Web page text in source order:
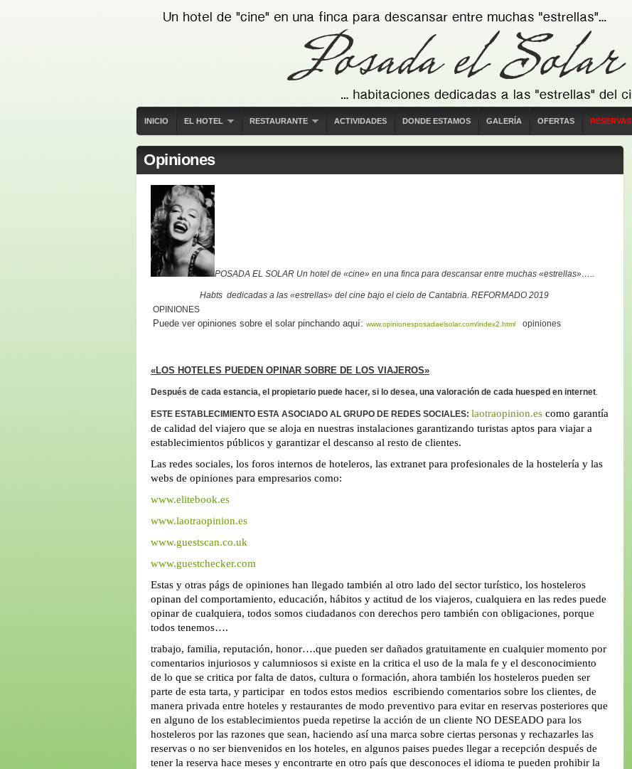
INICIO EL HOTEL RESTAURANTE ACTIVIDADES DONDE ESTAMOS GALERÍA OFERTAS RESERVAS
Opiniones
POSADA EL SOLAR Un hotel de «cine» en una finca para descansar entre muchas «estrellas»…..
Habts dedicadas a las «estrellas» del cine bajo el cielo de Cantabria. REFORMADO 2019
OPINIONES
Puede ver opiniones sobre el solar pinchando aquí: www.opinionesposadaelsolar.com/index2.html opiniones
«LOS HOTELES PUEDEN OPINAR SOBRE DE LOS VIAJEROS»
Después de cada estancia, el propietario puede hacer, si lo desea, una valoración de cada huesped en internet.
ESTE ESTABLECIMIENTO ESTA ASOCIADO AL GRUPO DE REDES SOCIALES: laotraopinion.es como garantía
de calidad del viajero que se aloja en nuestras instalaciones garantizando turistas aptos para viajar a
establecimientos públicos y garantizar el descanso al resto de clientes.
Las redes sociales, los foros internos de hoteleros, las extranet para profesionales de la hostelería y las
webs de opiniones para empresarios como:
www.elitebook.es
www.laotraopinion.es
www.guestscan.co.uk
www.guestchecker.com
Estas y otras págs de opiniones han llegado también al otro lado del sector turístico, los hosteleros
opinan del comportamiento, educación, hábitos y actitud de los viajeros, cualquiera en las redes puede
opinar de cualquiera, todos somos ciudadanos con derechos pero también con obligaciones, porque
todos tenemos….
trabajo, familia, reputación, honor….que pueden ser dañados gratuitamente en cualquier momento por
comentarios injuriosos y calumniosos si existe en la critica el uso de la mala fe y el desconocimiento
de lo que se critica por falta de datos, cultura o formación, ahora también los hosteleros pueden ser
parte de esta tarta, y participar en todos estos medios escribiendo comentarios sobre los clientes, de
manera privada entre hoteles y restaurantes de modo preventivo para evitar en reservas posteriores que
en alguno de los establecimientos pueda repetirse la acción de un cliente NO DESEADO para los
hosteleros por las razones que sean, haciendo así una marca sobre ciertas personas y rechazarles las
reservas o no ser bienvenidos en los hoteles, en algunos paises puedes llegar a recepción después de
tener la reserva hace meses y encontrarte en otro país que desconoces el idioma te pueden prohibir la